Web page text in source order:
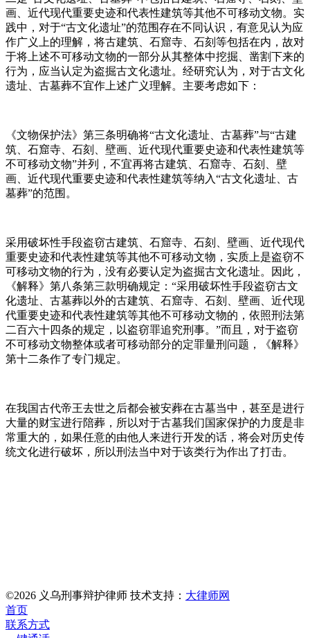
画、近代现代重要史迹和代表性建筑等其他不可移动文物。实
践中，对于“古文化遗址”的范围存在不同认识，有意见认为应
作广义上的理解，将古建筑、石窟寺、石刻等包括在内，故对
于将上述不可移动文物的一部分从其整体中挖掘、凿割下来的
行为，应当认定为盗掘古文化遗址。经研究认为，对于古文化
遗址、古墓葬不宜作上述广义理解。主要考虑如下：
《文物保护法》第三条明确将“古文化遗址、古墓葬”与“古建
筑、石窟寺、石刻、壁画、近代现代重要史迹和代表性建筑等
不可移动文物”并列，不宜再将古建筑、石窟寺、石刻、壁
画、近代现代重要史迹和代表性建筑等纳入“古文化遗址、古
墓葬”的范围。
采用破坏性手段盗窃古建筑、石窟寺、石刻、壁画、近代现代
重要史迹和代表性建筑等其他不可移动文物，实质上是盗窃不
可移动文物的行为，没有必要认定为盗掘古文化遗址。因此，
《解释》第八条第三款明确规定：“采用破坏性手段盗窃古文
化遗址、古墓葬以外的古建筑、石窟寺、石刻、壁画、近代现
代重要史迹和代表性建筑等其他不可移动文物的，依照刑法第
二百六十四条的规定，以盗窃罪追究刑事。”而且，对于盗窃
不可移动文物整体或者可移动部分的定罪量刑问题，《解释》
第十二条作了专门规定。
在我国古代帝王去世之后都会被安葬在古墓当中，甚至是进行
大量的财宝进行陪葬，所以对于古墓我们国家保护的力度是非
常重大的，如果任意的由他人来进行开发的话，将会对历史传
统文化进行破坏，所以刑法当中对于该类行为作出了打击。
©2026 义乌刑事辩护律师 技术支持： 大律师网
首页
联系方式